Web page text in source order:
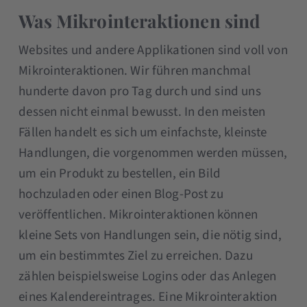
Was Mikrointeraktionen sind
Websites und andere Applikationen sind voll von
Mikrointeraktionen. Wir führen manchmal
hunderte davon pro Tag durch und sind uns
dessen nicht einmal bewusst. In den meisten
Fällen handelt es sich um einfachste, kleinste
Handlungen, die vorgenommen werden müssen,
um ein Produkt zu bestellen, ein Bild
hochzuladen oder einen Blog-Post zu
veröffentlichen. Mikrointeraktionen können
kleine Sets von Handlungen sein, die nötig sind,
um ein bestimmtes Ziel zu erreichen. Dazu
zählen beispielsweise Logins oder das Anlegen
eines Kalendereintrages. Eine Mikrointeraktion